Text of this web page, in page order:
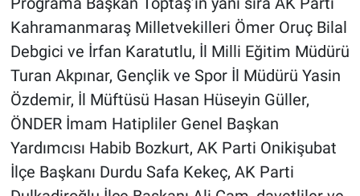
Kahramanmaraş Milletvekilleri Ömer Oruç Bilal
Debgici ve İrfan Karatutlu, İl Milli Eğitim Müdürü
Turan Akpınar, Gençlik ve Spor İl Müdürü Yasin
Özdemir, İl Müftüsü Hasan Hüseyin Güller,
ÖNDER İmam Hatipliler Genel Başkan
Yardımcısı Habib Bozkurt, AK Parti Onikişubat
İlçe Başkanı Durdu Safa Kekeç, AK Parti